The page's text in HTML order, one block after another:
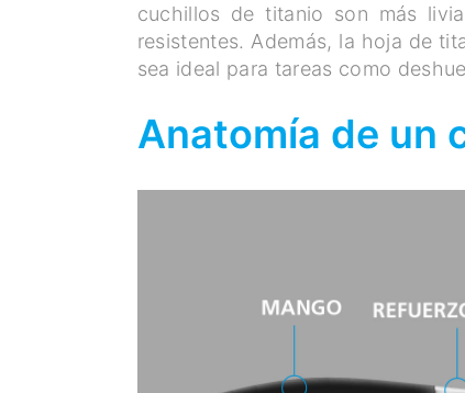
cuchillos de titanio son más
resistentes. Además, la hoja de
sea ideal para tareas como
Anatomía de un